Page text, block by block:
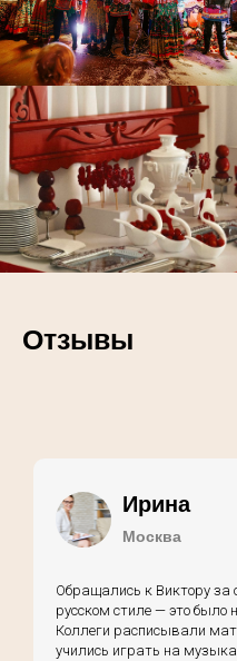
Отзывы
Ирина
Москва
Обращались к Виктору за
русском стиле — это было
Коллеги расписывали
учились играть на